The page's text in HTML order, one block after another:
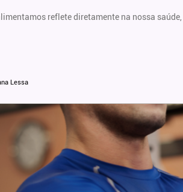
reflete diretamente na nossa
Lessa